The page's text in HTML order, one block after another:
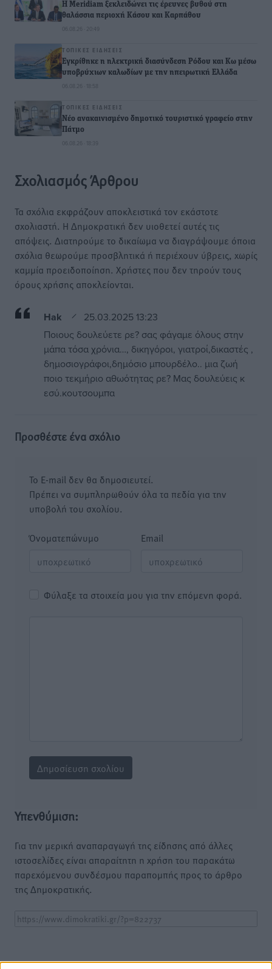
Η Meridiam ξεκλειδώνει τις έρευνες βυθού στη
θαλάσσια περιοχή Κάσου και Καρπάθου
06.08.26 · 20:49
ΤΟΠΙΚΈΣ ΕΙΔΉΣΕΙΣ
Εγκρίθηκε η ηλεκτρική διασύνδεση Ρόδου και Κω μέσω
υποβρύχιων καλωδίων με την ηπειρωτική Ελλάδα
06.08.26 · 18:58
ΤΟΠΙΚΈΣ ΕΙΔΉΣΕΙΣ
Νέο ανακαινισμένο δημοτικό τουριστικό γραφείο στην
Πάτμο
06.08.26 · 18:39
Σχολιασμός Άρθρου
Τα σχόλια εκφράζουν αποκλειστικά τον εκάστοτε
σχολιαστή. Η Δημοκρατική δεν υιοθετεί αυτές τις
απόψεις. Διατηρούμε το δικαίωμα να διαγράψουμε όποια
σχόλια θεωρούμε προσβλητικά ή περιέχουν ύβρεις, χωρίς
καμμία προειδοποίηση. Χρήστες που δεν τηρούν τους
όρους χρήσης αποκλείονται.
Hak
25.03.2025 13:23
Ποιους δουλεύετε ρε? σας φάγαμε όλους στην
μάπα τόσα χρόνια…, δικηγόροι, γιατροί,δικαστές ,
δημοσιογράφοι,δημόσιο μπουρδέλο.. μια ζωή
ποιο τεκμήριο αθωότητας ρε? Μας δουλεύεις κ
εσύ.κουτσουμπα
Προσθέστε ένα σχόλιο
Το E-mail δεν θα δημοσιευτεί.
Πρέπει να συμπληρωθούν όλα τα πεδία για την
υποβολή του σχολίου.
Όνοματεπώνυμο Email
Φύλαξε τα στοιχεία μου για την επόμενη φορά.
Υπενθύμιση:
Για την μερική αναπαραγωγή της είδησης από άλλες
ιστοσελίδες είναι απαραίτητη η χρήση του παρακάτω
παρεχόμενου συνδέσμου παραπομπής προς το άρθρο
της Δημοκρατικής.